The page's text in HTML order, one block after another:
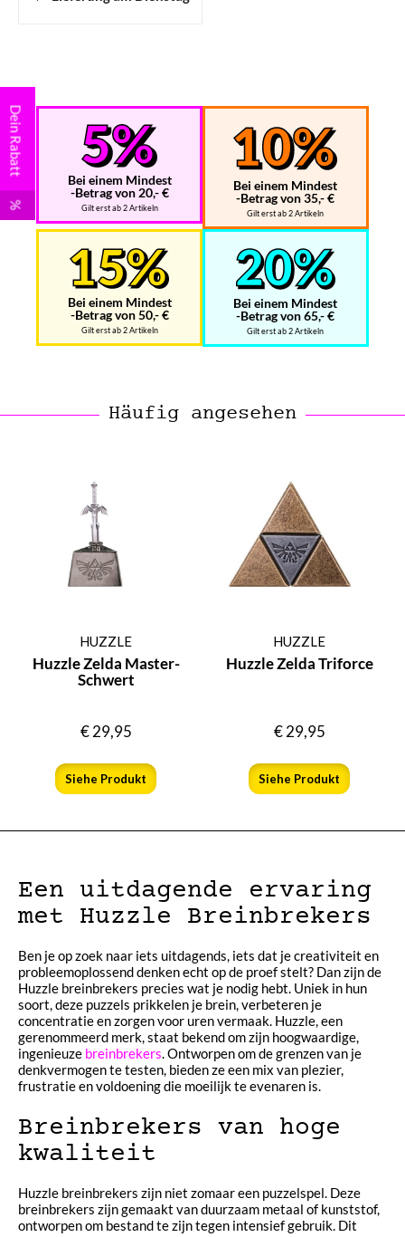
Bei einem Mindest
-Betrag von 20,- €
Gilt erst ab 2 Artikeln
Bei einem Mindest
-Betrag von 35,- €
Gilt erst ab 2 Artikeln
Bei einem Mindest
-Betrag von 50,- €
Gilt erst ab 2 Artikeln
Bei einem Mindest
-Betrag von 65,- €
Gilt erst ab 2 Artikeln
Häufig angesehen
HUZZLE
Huzzle Zelda Master-
Schwert
€29,95
Siehe Produkt
HUZZLE
Huzzle Zelda Triforce
€29,95
Siehe Produkt
Een uitdagende ervaring
met Huzzle Breinbrekers
Ben je op zoek naar iets uitdagends, iets dat je creativiteit en
probleemoplossend denken echt op de proef stelt? Dan zijn de
Huzzle breinbrekers precies wat je nodig hebt. Uniek in hun
soort, deze puzzels prikkelen je brein, verbeteren je
concentratie en zorgen voor uren vermaak. Huzzle, een
gerenommeerd merk, staat bekend om zijn hoogwaardige,
ingenieuze breinbrekers. Ontworpen om de grenzen van je
denkvermogen te testen, bieden ze een mix van plezier,
frustratie en voldoening die moeilijk te evenaren is.
Breinbrekers van hoge
kwaliteit
Huzzle breinbrekers zijn niet zomaar een puzzelspel. Deze
breinbrekers zijn gemaakt van duurzaam metaal of kunststof,
ontworpen om bestand te zijn tegen intensief gebruik. Dit
Dein Rabatt
%